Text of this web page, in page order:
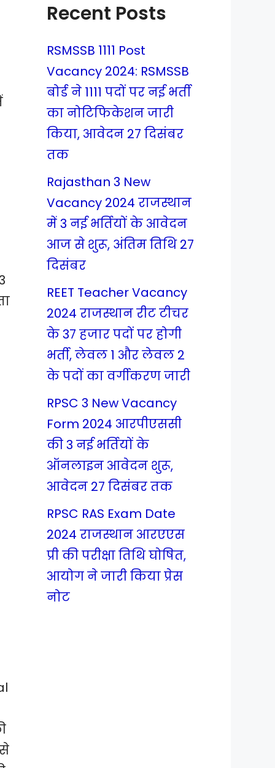
Recent Posts
RSMSSB 1111 Post
Vacancy 2024: RSMSSB
बोर्ड ने 1111 पदों पर नई भर्ती
का नोटिफिकेशन जारी
किया, आवेदन 27 दिसंबर
तक
Rajasthan 3 New
Vacancy 2024 राजस्थान
में 3 नई भर्तियों के आवेदन
आज से शुरू, अंतिम तिथि 27
दिसंबर
REET Teacher Vacancy
2024 राजस्थान रीट टीचर
के 37 हजार पदों पर होगी
भर्ती, लेवल 1 और लेवल 2
के पदों का वर्गीकरण जारी
RPSC 3 New Vacancy
Form 2024 आरपीएससी
की 3 नई भर्तियों के
ऑनलाइन आवेदन शुरू,
आवेदन 27 दिसंबर तक
RPSC RAS Exam Date
2024 राजस्थान आरएएस
प्री की परीक्षा तिथि घोषित,
आयोग ने जारी किया प्रेस
नोट